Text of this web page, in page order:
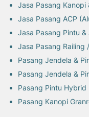
Jasa Pasang Kanopi
Jasa Pasang ACP
Jasa Pasang Pintu
Jasa Pasang Railing
Pasang Jendela &
Pasang Jendela &
Pasang Pintu Hybrid
Pasang Kanopi